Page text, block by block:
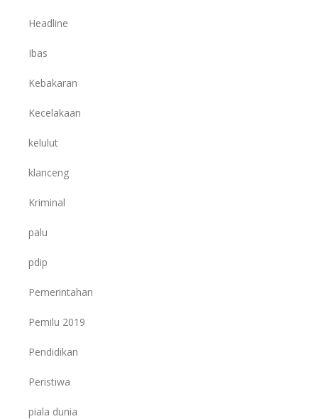
Headline
Ibas
Kebakaran
Kecelakaan
kelulut
klanceng
Kriminal
palu
pdip
Pemerintahan
Pemilu 2019
Pendidikan
Peristiwa
piala dunia